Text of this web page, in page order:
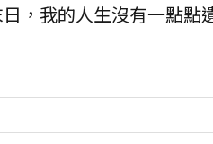
，我的人生沒有一點點